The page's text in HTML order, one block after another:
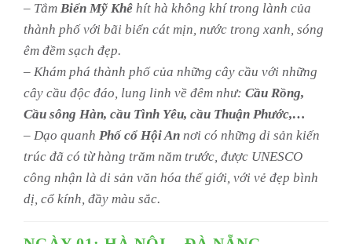
– Tắm Biển Mỹ Khê hít hà không khí trong lành của
thành phố với bãi biển cát mịn, nước trong xanh, sóng
êm đềm sạch đẹp.
– Khám phá thành phố của những cây cầu với những
cây cầu độc đáo, lung linh về đêm như: Cầu Rồng,
Cầu sông Hàn, cầu Tình Yêu, cầu Thuận Phước,…
– Dạo quanh Phố cổ Hội An nơi có những di sản kiến
trúc đã có từ hàng trăm năm trước, được UNESCO
công nhận là di sản văn hóa thế giới, với vẻ đẹp bình
dị, cổ kính, đầy màu sắc.